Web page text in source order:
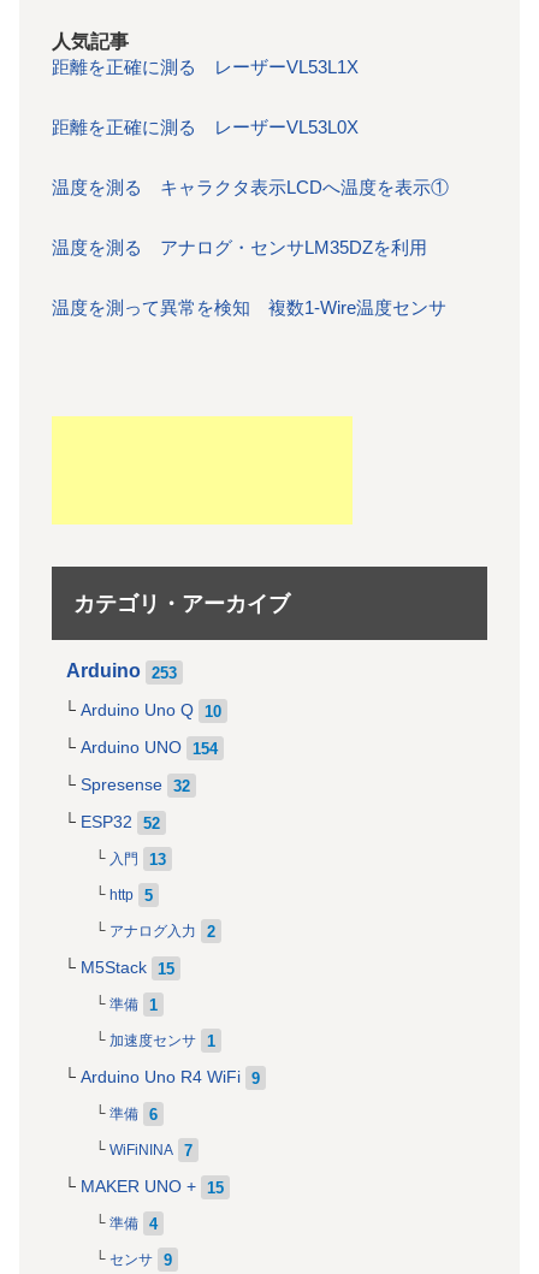
人気記事
距離を正確に測る レーザーVL53L1X
距離を正確に測る レーザーVL53L0X
温度を測る キャラクタ表示LCDへ温度を表示①
温度を測る アナログ・センサLM35DZを利用
温度を測って異常を検知 複数1-Wire温度センサ
カテゴリ・アーカイブ
Arduino 253
Arduino Uno Q 10
Arduino UNO 154
Spresense 32
ESP32 52
入門 13
http 5
アナログ入力 2
M5Stack 15
準備 1
加速度センサ 1
Arduino Uno R4 WiFi 9
準備 6
WiFiNINA 7
MAKER UNO + 15
準備 4
センサ 9